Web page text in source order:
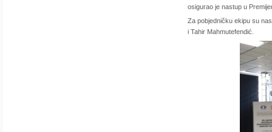
osigurao je nastup u
Za pobjedničku ekipu su
i Tahir Mahmutefendić.